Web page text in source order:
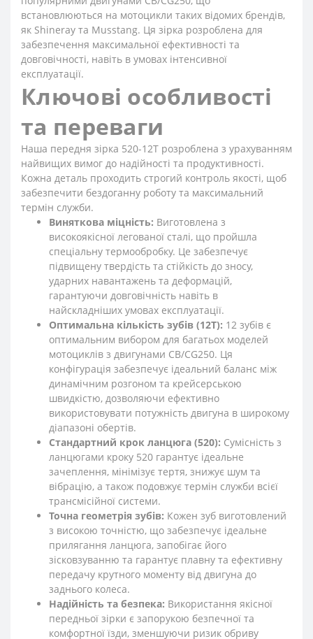
встановлюються на мотоцикли таких відомих брендів,
як Shineray та Musstang. Ця зірка розроблена для
забезпечення максимальної ефективності та
довговічності, навіть в умовах інтенсивної
експлуатації.
Ключові особливості
та переваги
Наша передня зірка 520-12T розроблена з урахуванням
найвищих вимог до надійності та продуктивності.
Кожна деталь проходить строгий контроль якості, щоб
забезпечити бездоганну роботу та максимальний
термін служби.
Виняткова міцність: Виготовлена з
високоякісної легованої сталі, що пройшла
спеціальну термообробку. Це забезпечує
підвищену твердість та стійкість до зносу,
ударних навантажень та деформацій,
гарантуючи довговічність навіть в
найскладніших умовах експлуатації.
Оптимальна кількість зубів (12T): 12 зубів є
оптимальним вибором для багатьох моделей
мотоциклів з двигунами CB/CG250. Ця
конфігурація забезпечує ідеальний баланс між
динамічним розгоном та крейсерською
швидкістю, дозволяючи ефективно
використовувати потужність двигуна в широкому
діапазоні обертів.
Стандартний крок ланцюга (520): Сумісність з
ланцюгами кроку 520 гарантує ідеальне
зачеплення, мінімізує тертя, знижує шум та
вібрацію, а також подовжує термін служби всієї
трансмісійної системи.
Точна геометрія зубів: Кожен зуб виготовлений
з високою точністю, що забезпечує ідеальне
прилягання ланцюга, запобігає його
зісковзуванню та гарантує плавну та ефективну
передачу крутного моменту від двигуна до
заднього колеса.
Надійність та безпека: Використання якісної
передньої зірки є запорукою безпечної та
комфортної їзди, зменшуючи ризик обриву